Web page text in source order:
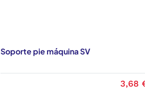
Soporte pie máquina SV
3,68